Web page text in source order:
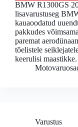
BMW R1300GS
lisavarustuseg
kauaoodatud
pakkudes
paremat
tõelistele
keerulisi
Varustus